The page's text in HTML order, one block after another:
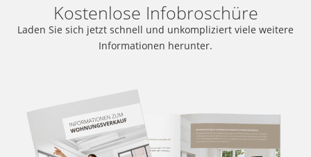
Kostenlose Infobroschüre
Laden Sie sich jetzt schnell und unkompliziert viele weitere
Informationen herunter.